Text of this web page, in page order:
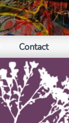
Contact